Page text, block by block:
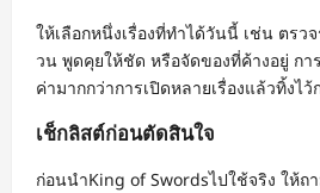
ให้เลือกหนึ่งเรื่องที่ทำได้วันนี้ เช่น ตรว
วน พูดคุยให้ชัด หรือจัดของที่ค้างอยู่ กา
ค่ามากกว่าการเปิดหลายเรื่องแล้วทิ้งไว้
เช็กลิสต์ก่อนตัดสินใจ
ก่อนนำKing of Swordsไปใช้จริง ให้ถ